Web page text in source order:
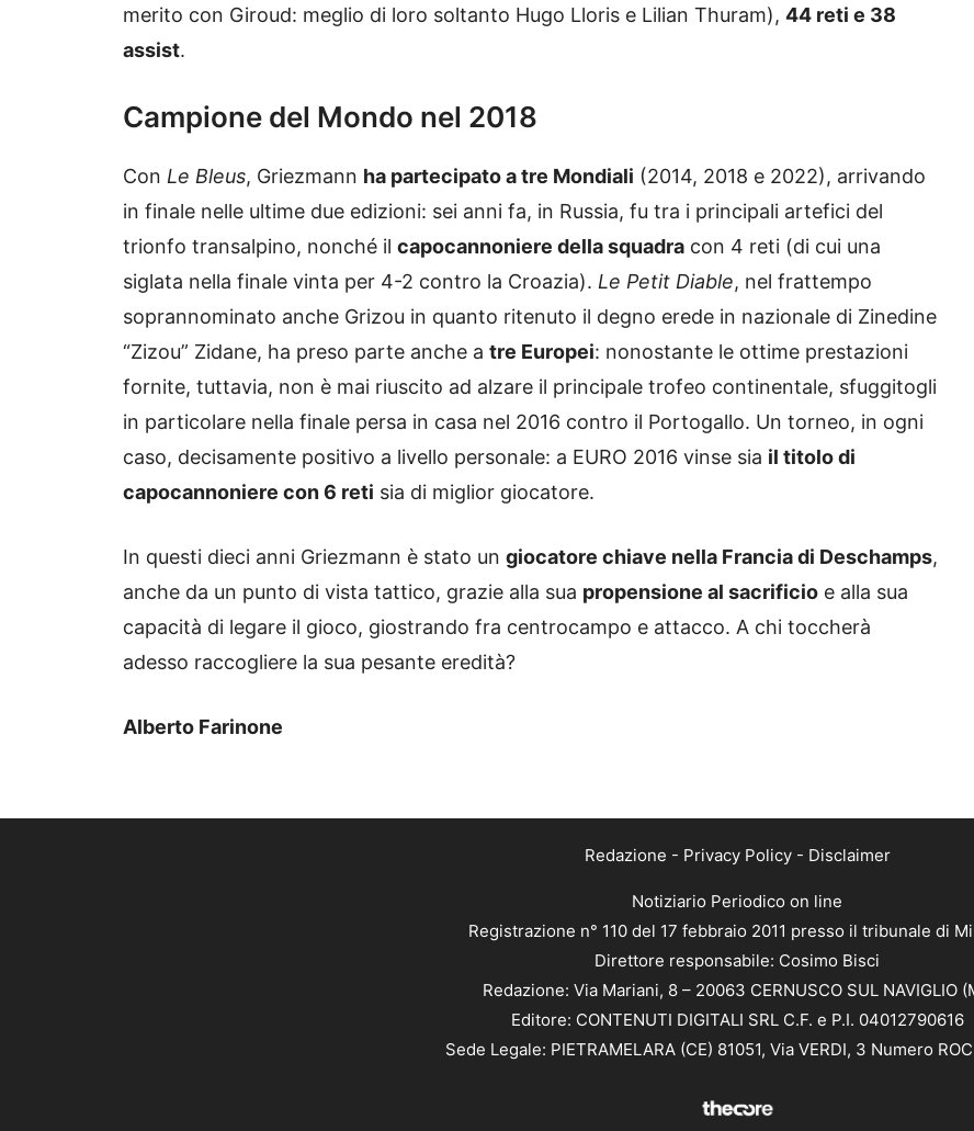
merito con Giroud: meglio di loro soltanto Hugo Lloris e Lilian Thuram), 44 reti e 38
assist.
Campione del Mondo nel 2018
Con Le Bleus, Griezmann ha partecipato a tre Mondiali (2014, 2018 e 2022), arrivando
in finale nelle ultime due edizioni: sei anni fa, in Russia, fu tra i principali artefici del
trionfo transalpino, nonché il capocannoniere della squadra con 4 reti (di cui una
siglata nella finale vinta per 4-2 contro la Croazia). Le Petit Diable, nel frattempo
soprannominato anche Grizou in quanto ritenuto il degno erede in nazionale di Zinedine
“Zizou” Zidane, ha preso parte anche a tre Europei: nonostante le ottime prestazioni
fornite, tuttavia, non è mai riuscito ad alzare il principale trofeo continentale, sfuggitogli
in particolare nella finale persa in casa nel 2016 contro il Portogallo. Un torneo, in ogni
caso, decisamente positivo a livello personale: a EURO 2016 vinse sia il titolo di
capocannoniere con 6 reti sia di miglior giocatore.
In questi dieci anni Griezmann è stato un giocatore chiave nella Francia di Deschamps,
anche da un punto di vista tattico, grazie alla sua propensione al sacrificio e alla sua
capacità di legare il gioco, giostrando fra centrocampo e attacco. A chi toccherà
adesso raccogliere la sua pesante eredità?
Alberto Farinone
Redazione - Privacy Policy- Disclaimer
Notiziario Periodico on line
Registrazione n° 110 del 17 febbraio 2011 presso il tribunale di
Direttore responsabile: Cosimo Bisci
Redazione: Via Mariani, 8 – 20063 CERNUSCO SUL NAVIGLIO
Editore: CONTENUTI DIGITALI SRL C.F. e P.I. 04012790616
Sede Legale: PIETRAMELARA (CE) 81051, Via VERDI, 3 Numero